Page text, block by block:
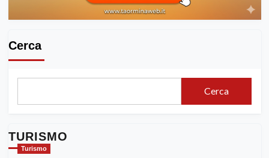
Cerca
Cerca
TURISMO
Turismo